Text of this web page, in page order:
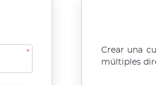
Crear una
múltiples